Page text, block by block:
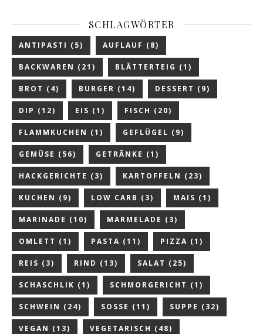
SCHLAGWÖRTER
ANTIPASTI (5) AUFLAUF (8)
BACKWAREN (21) BLÄTTERTEIG (1)
BROT (4) BURGER (14) DESSERT (9)
DIP (12) EIS (1) FISCH (20)
FLAMMKUCHEN (1) GEFLÜGEL (9)
GEMÜSE (56) GETRÄNKE (1)
HACKGERICHTE (3) KARTOFFELN (23)
KUCHEN (9) LOW CARB (3) MAIS (1)
MARINADE (10) MARMELADE (3)
OMLETT (1) PASTA (11) PIZZA (1)
REIS (3) RIND (13) SALAT (25)
SCHASCHLIK (1) SCHMORGERICHT (1)
SCHWEIN (24) SOSSE (11) SUPPE (32)
VEGAN (13) VEGETARISCH (48)